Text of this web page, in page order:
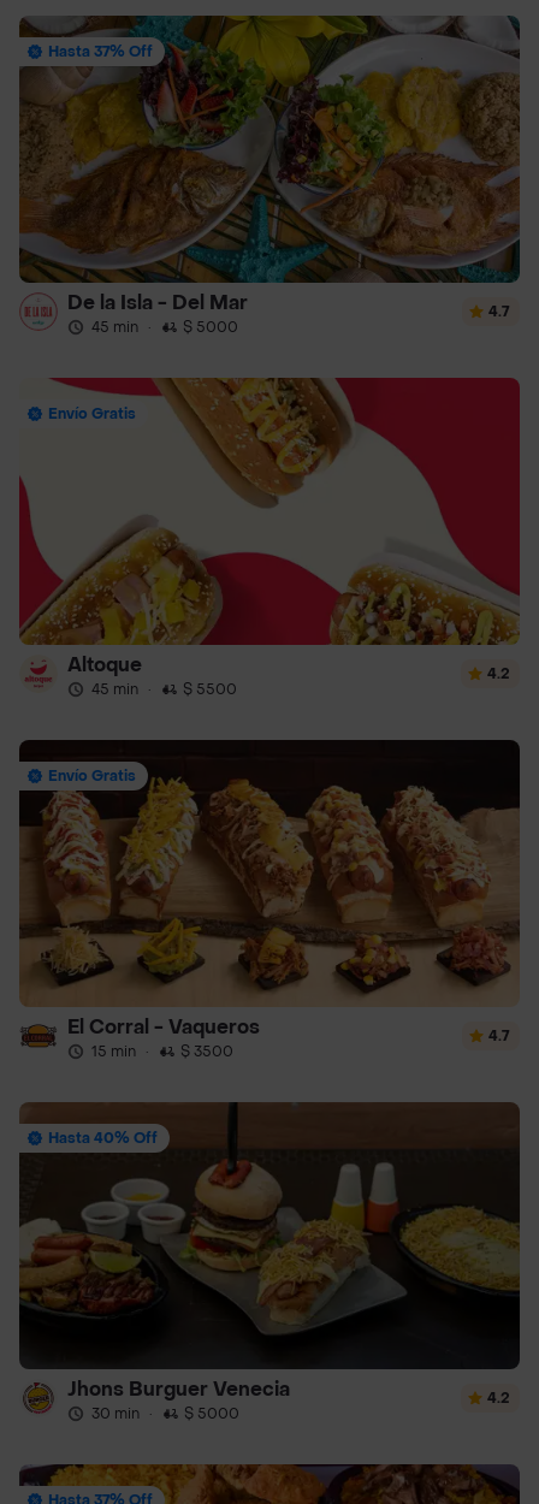
Hasta 37% Off
De la Isla - Del Mar
45 min · $ 5000
4.7
Envío Gratis
Altoque
45 min · $ 5500
4.2
Envío Gratis
El Corral - Vaqueros
15 min · $ 3500
4.7
Hasta 40% Off
Jhons Burguer Venecia
30 min · $ 5000
4.2